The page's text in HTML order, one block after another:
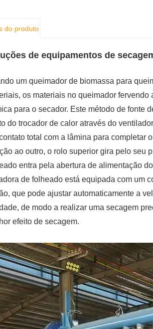
do produto
de equipamentos de
um queimador de biomassa para
os materiais no queimador
para o secador. Este método de fonte
do trocador de calor através do
total com a lâmina para completar
ao outro, o rolo superior gira pelo seu
entra pela abertura de alimentação
de folheado está equipada com um
que pode ajustar automaticamente a
de modo a realizar uma secagem
efeito de secagem.